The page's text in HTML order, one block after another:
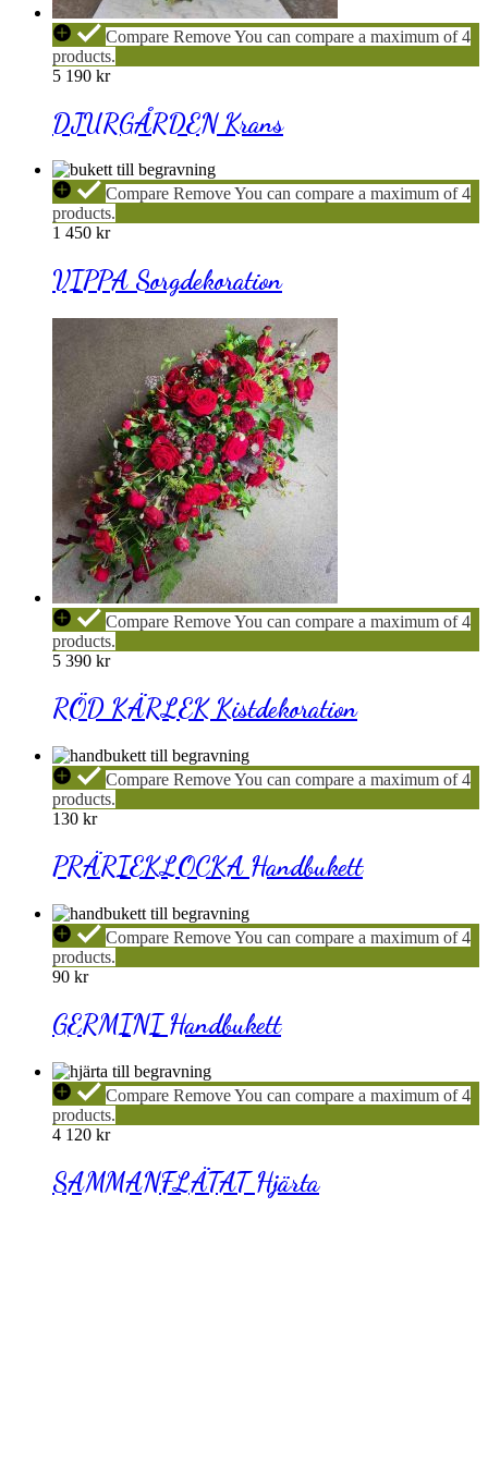
DJURGÅRDEN
Krans
CompareRemoveYou can compare a maximum of 4
products.
5 190 kr
DJURGÅRDEN Krans
VIPPA
Sorgdekoration
CompareRemoveYou can compare a maximum of 4
products.
1 450 kr
VIPPA Sorgdekoration
RÖD
KÄRLEK
Kistdekoration
CompareRemoveYou can compare a maximum of 4
products.
5 390 kr
RÖD KÄRLEK Kistdekoration
PRÄRIEKLOCKA
Handbukett
CompareRemoveYou can compare a maximum of 4
products.
130 kr
PRÄRIEKLOCKA Handbukett
GERMINI
Handbukett
CompareRemoveYou can compare a maximum of 4
products.
90 kr
GERMINI Handbukett
SAMMANFLÄTAT
Hjärta
CompareRemoveYou can compare a maximum of 4
products.
4 120 kr
SAMMANFLÄTAT Hjärta